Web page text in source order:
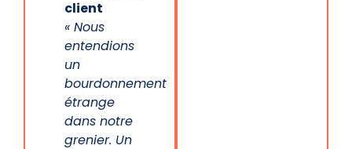
client
« Nous
entendions
un
bourdonnement
étrange
dans notre
grenier. Un